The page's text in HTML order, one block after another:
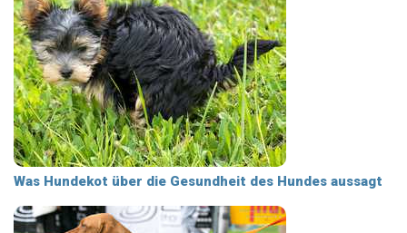
Was Hundekot über die Gesundheit des Hundes aussagt